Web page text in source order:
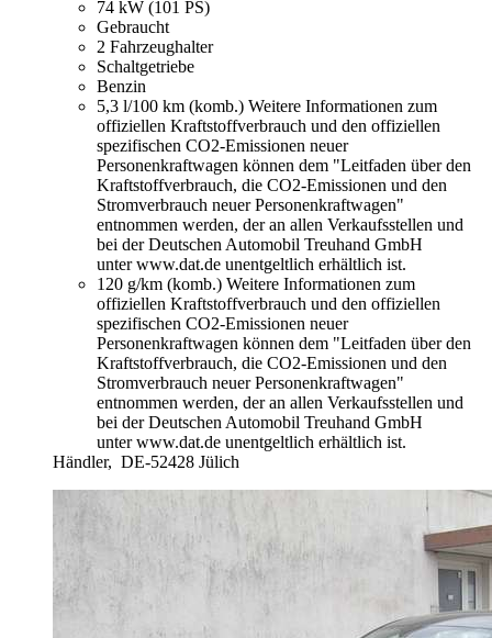
74 kW (101 PS)
Gebraucht
2 Fahrzeughalter
Schaltgetriebe
Benzin
5,3 l/100 km (komb.) Weitere Informationen zum
offiziellen Kraftstoffverbrauch und den offiziellen
spezifischen CO2-Emissionen neuer
Personenkraftwagen können dem "Leitfaden über den
Kraftstoffverbrauch, die CO2-Emissionen und den
Stromverbrauch neuer Personenkraftwagen"
entnommen werden, der an allen Verkaufsstellen und
bei der Deutschen Automobil Treuhand GmbH
unter www.dat.de unentgeltlich erhältlich ist.
120 g/km (komb.) Weitere Informationen zum
offiziellen Kraftstoffverbrauch und den offiziellen
spezifischen CO2-Emissionen neuer
Personenkraftwagen können dem "Leitfaden über den
Kraftstoffverbrauch, die CO2-Emissionen und den
Stromverbrauch neuer Personenkraftwagen"
entnommen werden, der an allen Verkaufsstellen und
bei der Deutschen Automobil Treuhand GmbH
unter www.dat.de unentgeltlich erhältlich ist.
Händler, DE-52428 Jülich